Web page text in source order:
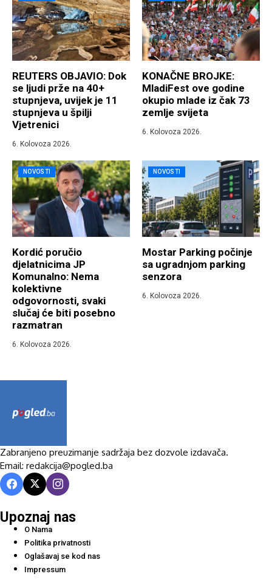
REUTERS OBJAVIO: Dok
se ljudi prže na 40+
stupnjeva, uvijek je 11
stupnjeva u špilji
Vjetrenici
6. Kolovoza 2026.
KONAČNE BROJKE:
MladiFest ove godine
okupio mlade iz čak 73
zemlje svijeta
6. Kolovoza 2026.
NOVOSTI
Kordić poručio
djelatnicima JP
Komunalno: Nema
kolektivne
odgovornosti, svaki
slučaj će biti posebno
razmatran
6. Kolovoza 2026.
NOVOSTI
Mostar Parking počinje
sa ugradnjom parking
senzora
6. Kolovoza 2026.
Zabranjeno preuzimanje sadržaja bez dozvole izdavača.
Email: redakcija@pogled.ba
Upoznaj nas
O Nama
Politika privatnosti
Oglašavaj se kod nas
Impressum